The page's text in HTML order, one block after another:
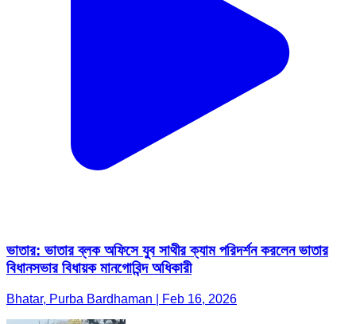
ভাতার: ভাতার ব্লক অফিসে যুব সাথীর ক্যাম পরিদর্শন করলেন ভাতার
বিধানসভার বিধায়ক মানগোবিন্দ অধিকারী
Bhatar, Purba Bardhaman | Feb 16, 2026